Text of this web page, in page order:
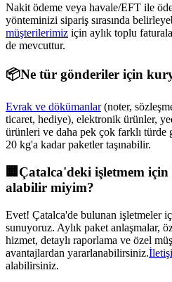
Nakit ödeme veya havale/EFT ile
yönteminizi sipariş sırasında
müşterilerimiz için aylık toplu
de mevcuttur.
📦Ne tür gönderiler için
Evrak ve dökümanlar(noter,
ticaret, hediye), elektronik ürünler,
ürünleri ve daha pek çok farklı
20 kg'a kadar paketler taşınabilir.
🏢 Çatalca'deki işletmem
alabilir miyim?
Evet! Çatalca'de bulunan işletmeler
sunuyoruz. Aylık paket anlaşmalar,
hizmet, detaylı raporlama ve özel
avantajlardan yararlanabilirsiniz.
alabilirsiniz.